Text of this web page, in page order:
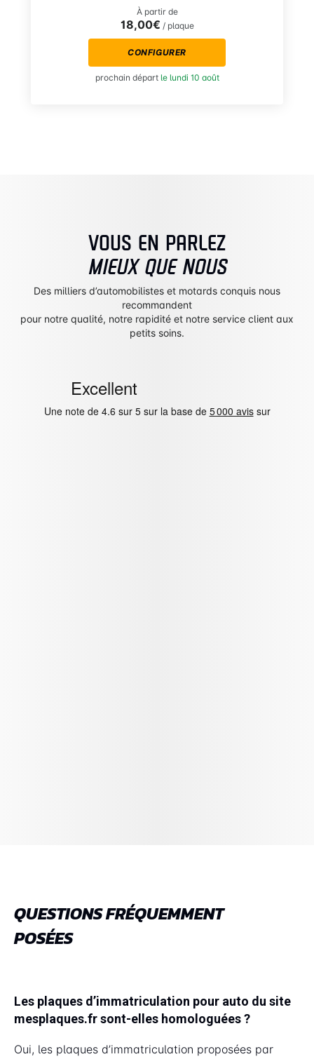
À partir de
18,00€ / plaque
CONFIGURER
prochain départ le lundi 10 août
VOUS EN PARLEZ
MIEUX QUE NOUS
Des milliers d’automobilistes et motards conquis nous
recommandent
pour notre qualité, notre rapidité et notre service client aux
petits soins.
QUESTIONS FRÉQUEMMENT
POSÉES
Les plaques d’immatriculation pour auto du site
mesplaques.fr sont-elles homologuées ?
Oui, les plaques d’immatriculation proposées par